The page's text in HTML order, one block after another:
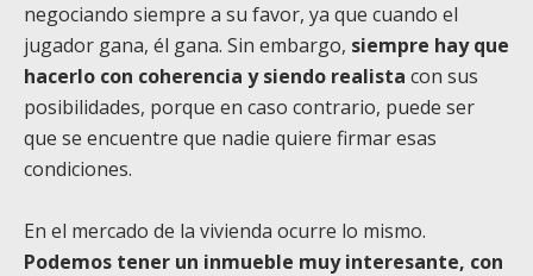
negociando siempre a su favor, ya que cuando el
jugador gana, él gana. Sin embargo, siempre hay que
hacerlo con coherencia y siendo realista con sus
posibilidades, porque en caso contrario, puede ser
que se encuentre que nadie quiere firmar esas
condiciones.
En el mercado de la vivienda ocurre lo mismo.
Podemos tener un inmueble muy interesante, con